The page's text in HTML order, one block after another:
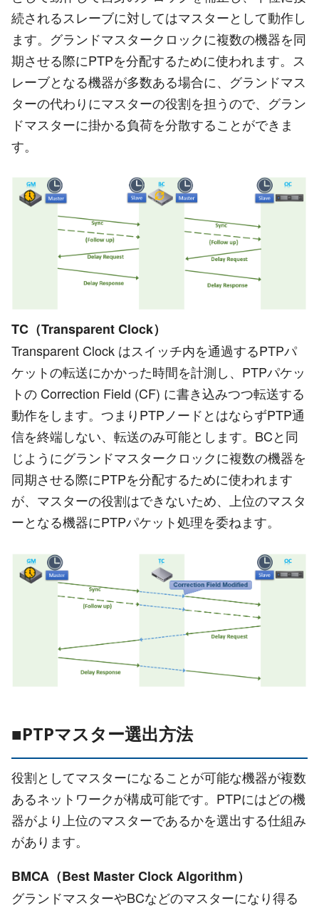
続されるスレーブに対してはマスターとして動作し
ます。グランドマスタークロックに複数の機器を同
期させる際にPTPを分配するために使われます。ス
レーブとなる機器が多数ある場合に、グランドマス
ターの代わりにマスターの役割を担うので、グラン
ドマスターに掛かる負荷を分散することができま
す。
TC（Transparent Clock）
Transparent Clock はスイッチ内を通過するPTPパ
ケットの転送にかかった時間を計測し、PTPパケッ
トの Correction Field (CF) に書き込みつつ転送する
動作をします。つまりPTPノードとはならずPTP通
信を終端しない、転送のみ可能とします。BCと同
じようにグランドマスタークロックに複数の機器を
同期させる際にPTPを分配するために使われます
が、マスターの役割はできないため、上位のマスタ
ーとなる機器にPTPパケット処理を委ねます。
■PTPマスター選出方法
役割としてマスターになることが可能な機器が複数
あるネットワークが構成可能です。PTPにはどの機
器がより上位のマスターであるかを選出する仕組み
があります。
BMCA（Best Master Clock Algorithm）
グランドマスターやBCなどのマスターになり得る